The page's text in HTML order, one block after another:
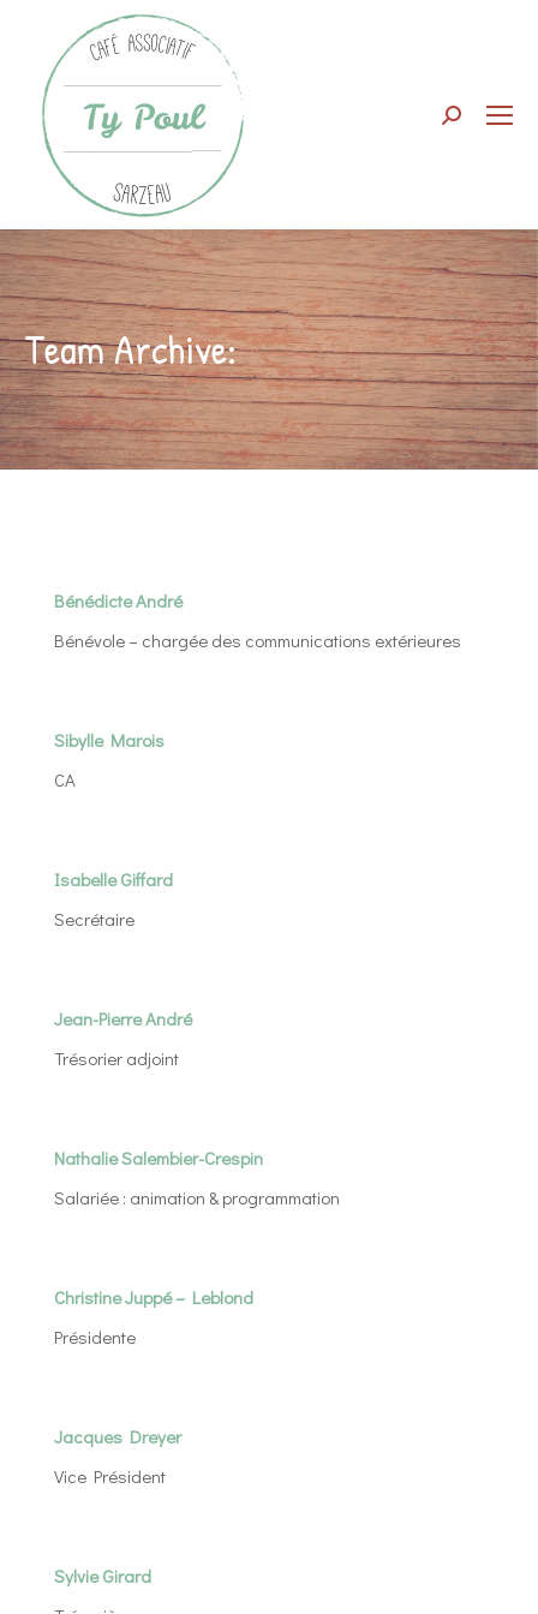
Search:
Team Archive:
Bénédicte André
Bénévole – chargée des communications extérieures
Sibylle Marois
CA
Isabelle Giffard
Secrétaire
Jean-Pierre André
Trésorier adjoint
Nathalie Salembier-Crespin
Salariée : animation & programmation
Christine Juppé – Leblond
Présidente
Jacques Dreyer
Vice Président
Sylvie Girard